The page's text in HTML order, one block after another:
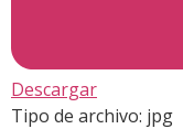
Descargar
Tipo de archivo: jpg